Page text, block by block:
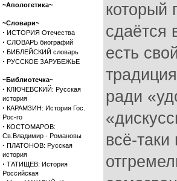
~Апологетика~
~Словари~
· ИСТОРИЯ Отечества
· СЛОВАРЬ биографий
· БИБЛЕЙСКИЙ словарь
· РУССКОЕ ЗАРУБЕЖЬЕ
~Библиотечка~
· КЛЮЧЕВСКИЙ: Русская
история
· КАРАМЗИН: История Гос.
Рос-го
· КОСТОМАРОВ:
Св.Владимир - Романовы
· ПЛАТОНОВ: Русская
история
· ТАТИЩЕВ: История
Российская
который
сдаётся
есть
ради
всё-